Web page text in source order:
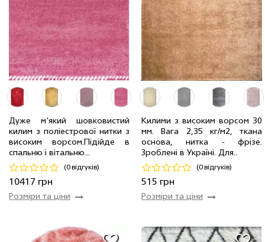
Дуже м'який шовковистий
килим з поліестрової нитки з
високим ворсом.Пiдiйде в
спальню і вітальню...
(0 відгуків)
10417 грн
Розміри та ціни
2.0 x 2.9 м 4 шт 10417 грн
Код 16850
Килими з високим ворсом 30
мм. Вага 2,35 кг/м2, ткана
основа, нитка - фрiзе.
Зроблені в Україні. Для..
(0 відгуків)
515 грн
Розміри та ціни
0.60 x 1.10 м 1 шт 515 грн
Код 19640